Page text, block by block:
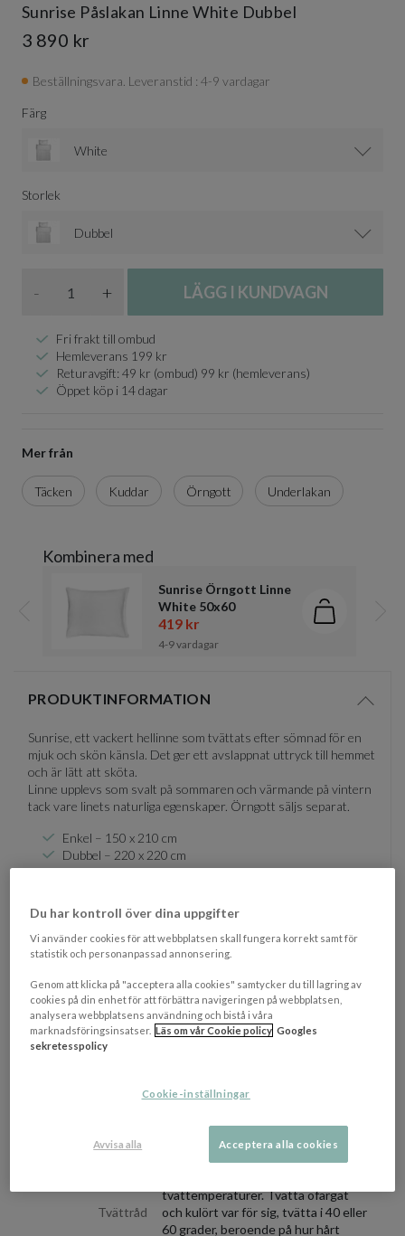
Sunrise Påslakan Linne White Dubbel
3 890 kr
Beställningsvara. Leveranstid : 4-9 vardagar
Färg
White
Storlek
Dubbel
- + LÄGG I KUNDVAGN
Fri frakt till ombud
Hemleverans 199 kr
Returavgift: 49 kr (ombud) 99 kr (hemleverans)
Öppet köp i 14 dagar
Mer från
Täcken Kuddar Örngott Underlakan
Kombinera med
Sunrise Örngott Linne
White 50x60
419 kr
4-9 vardagar
Lägg i
of
PRODUKTINFORMATION
Visa/
Sunrise, ett vackert hellinne som tvättats efter sömnad för en
mjuk och skön känsla. Det ger ett avslappnat uttryck till hemmet
och är lätt att sköta.
Linne upplevs som svalt på sommaren och värmande på vintern
tack vare linets naturliga egenskaper. Örngott säljs separat.
Enkel – 150 x 210 cm
Dubbel – 220 x 220 cm
OM VARUMÄRKET
Materialbeskrivning 100% Lin
Färg White
Påslakanset Nej
Tvättråd
Bomullstyg tål värme väl, men
tvättemperaturer. Tvätta ofärgat
och kulört var för sig, tvätta i 40 eller
60 grader, beroende på hur hårt
Du har kontroll över dina uppgifter
Vi använder cookies för att webbplatsen skall fungera korrekt samt för
statistik och personanpassad annonsering.
Genom att klicka på "acceptera alla cookies" samtycker du till lagring av
cookies på din enhet för att förbättra navigeringen på webbplatsen,
analysera webbplatsens användning och bistå i våra
marknadsföringsinsatser. Läs om vår Cookie policy Googles
sekretesspolicy
Cookie-inställningar
Avvisa alla Acceptera alla cookies